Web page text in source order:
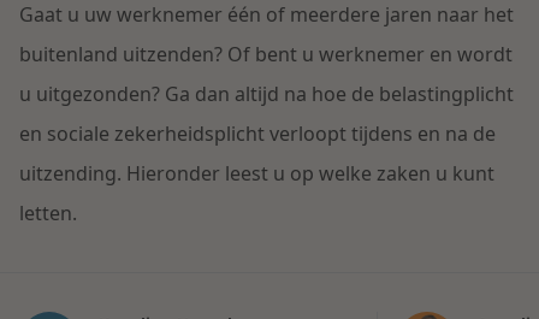
Herstructurering & Insolventie
Energie
Zorg & Sociaal domein
Dichtbij de kansen en uitdagingen in de
woningbouw
Internationale partners
Nieuws
Contact
Nederlands
Gaat u uw werknemer één of meerdere jaren naar het
buitenland uitzenden? Of bent u werknemer en wordt
u uitgezonden? Ga dan altijd na hoe de belastingplicht
en sociale zekerheidsplicht verloopt tijdens en na de
uitzending. Hieronder leest u op welke zaken u kunt
letten.